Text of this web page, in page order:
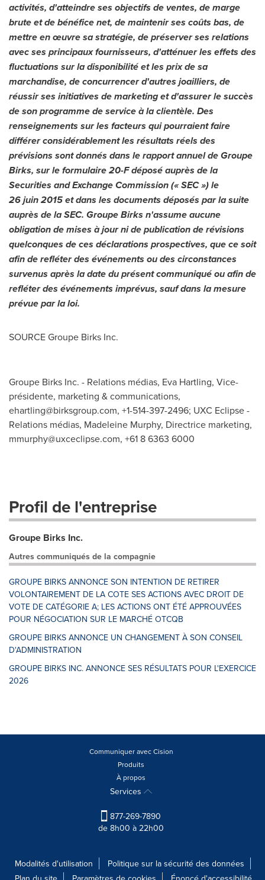
activités, d'atteindre ses objectifs de ventes, de marge
brute et de bénéfice net, de maintenir ses coûts bas, de
mettre en œuvre sa stratégie, de préserver ses relations
avec ses principaux fournisseurs, d'atténuer les effets des
fluctuations sur la disponibilité et les prix de sa
marchandise, de concurrencer d'autres joailliers, de
réussir ses initiatives de marketing et d'assurer le succès
de son programme de service à la clientèle. Des
renseignements sur les facteurs qui pourraient faire
différer considérablement les résultats réels des
prévisions sont donnés dans le rapport annuel de Groupe
Birks, sur le formulaire 20-F déposé auprès de la
Securities and Exchange Commission (« SEC ») le
26 juin 2015 et dans les documents déposés par la suite
auprès de la SEC. Groupe Birks n'assume aucune
obligation de mises à jour ni de publication de révisions
quelconques de ces déclarations prospectives, que ce soit
afin de refléter des événements ou des circonstances
survenus après la date du présent communiqué ou afin de
refléter des événements imprévus, sauf dans la mesure
prévue par la loi.
SOURCE Groupe Birks Inc.
Groupe Birks Inc. - Relations médias, Eva Hartling, Vice-
présidente, marketing & communications,
ehartling@birksgroup.com, +1-514-397-2496; UXC Eclipse -
Relations médias, Madeleine Murphy, Directrice marketing,
mmurphy@uxceclipse.com, +61 8 6363 6000
Profil de l'entreprise
Groupe Birks Inc.
Autres communiqués de la compagnie
GROUPE BIRKS ANNONCE SON INTENTION DE RETIRER
VOLONTAIREMENT DE LA COTE SES ACTIONS AVEC DROIT DE
VOTE DE CATÉGORIE A; LES ACTIONS ONT ÉTÉ APPROUVÉES
POUR NÉGOCIATION SUR LE MARCHÉ OTCQB
GROUPE BIRKS ANNONCE UN CHANGEMENT À SON CONSEIL
D'ADMINISTRATION
GROUPE BIRKS INC. ANNONCE SES RÉSULTATS POUR L'EXERCICE
2026
Communiquer avec Cision
Produits
À propos
Services
877-269-7890
de 8h00 à 22h00
Modalités d'utilisation
Politique sur la sécurité des données